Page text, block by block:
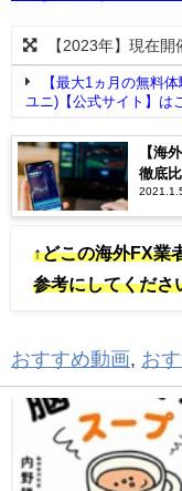
【2023年】現在
【最大1ヵ月の無料
ユニ)【公式サイト】は
【海
徹底
↑どこの海外FX業
参考にしてくださ
おすすめ動画, お